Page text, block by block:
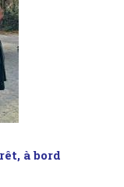
à bord